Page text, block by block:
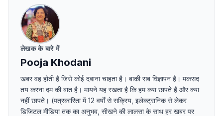
लेखक के बारे में
Pooja Khodani
खबर वह होती है जिसे कोई दबाना चाहता है। बाकी सब विज्ञापन है। मकसद
तय करना दम की बात है। मायने यह रखता है कि हम क्या छापते हैं और क्या
नहीं छापते। (पत्रकारिता में 12 वर्षों से सक्रिय, इलेक्ट्रानिक से लेकर
डिजिटल मीडिया तक का अनुभव, सीखने की लालसा के साथ हर खबर पर